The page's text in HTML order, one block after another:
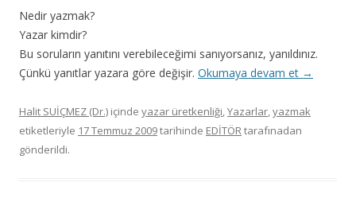
Nedir yazmak?
Yazar kimdir?
Bu soruların yanıtını verebileceğimi sanıyorsanız, yanıldınız.
Çünkü yanıtlar yazara göre değişir. Okumaya devam et →
Halit SUİÇMEZ (Dr.) içinde yazar üretkenliği,Yazarlar,yazmak
etiketleriyle 17 Temmuz 2009tarihinde EDİTÖRtarafınadan
gönderildi.